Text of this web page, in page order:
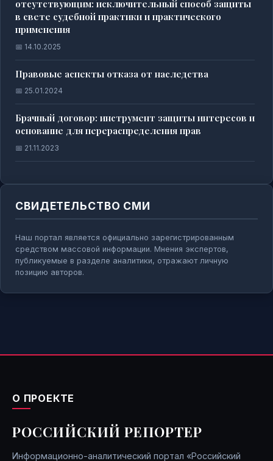
отсутствующим: исключительный способ защиты
в свете судебной практики и практического
применения
📅 14.10.2025
Правовые аспекты отказа от наследства
📅 25.01.2024
Брачный договор: инструмент защиты интересов и
основание для перераспределения прав
📅 21.11.2023
СВИДЕТЕЛЬСТВО СМИ
Наш портал является официально зарегистрированным
средством массовой информации. Мнения экспертов,
публикуемые в разделе аналитики, отражают личную
позицию авторов.
О ПРОЕКТЕ
РОССИЙСКИЙ РЕПОРТЕР
Информационно-аналитический портал «Российский